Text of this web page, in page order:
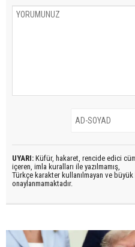
UYARI: Küfür, hakaret, rencide edici
içeren, imla kuralları ile yazılmamış,
Türkçe karakter kullanılmayan ve büyük
onaylanmamaktadır.